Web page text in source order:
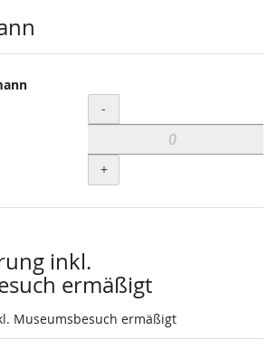
Menge
-
+
inkl.
ermäßigt
Museumsbesuch ermäßigt